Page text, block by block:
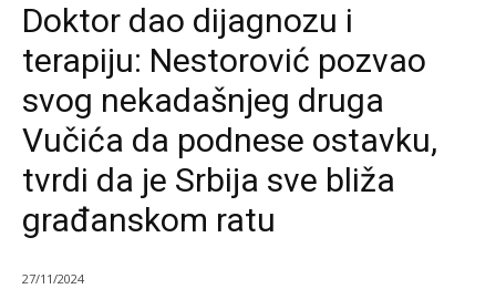
Doktor dao dijagnozu i
terapiju: Nestorović pozvao
svog nekadašnjeg druga
Vučića da podnese ostavku,
tvrdi da je Srbija sve bliža
građanskom ratu
27/11/2024